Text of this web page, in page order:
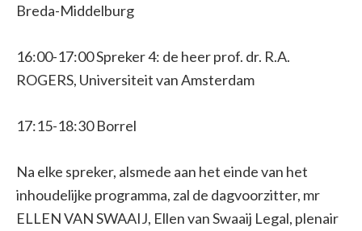
Breda-Middelburg
16:00-17:00 Spreker 4: de heer prof. dr. R.A.
ROGERS, Universiteit van Amsterdam
17:15-18:30 Borrel
Na elke spreker, alsmede aan het einde van het
inhoudelijke programma, zal de dagvoorzitter, mr
ELLEN VAN SWAAIJ, Ellen van Swaaij Legal, plenair